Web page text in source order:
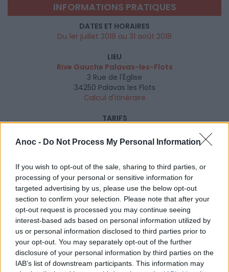
Anoc - Do Not Process My Personal Information
If you wish to opt-out of the sale, sharing to third parties, or
processing of your personal or sensitive information for
targeted advertising by us, please use the below opt-out
section to confirm your selection. Please note that after your
opt-out request is processed you may continue seeing
interest-based ads based on personal information utilized by
us or personal information disclosed to third parties prior to
your opt-out. You may separately opt-out of the further
disclosure of your personal information by third parties on the
IAB’s list of downstream participants. This information may
INFORMATIONS PRATIQUES
DATES ET HORAIRES
Du 1er juillet 2018 au 31 août 2018
LIEU
Rive Gauche Palavas-les-Flots
3 Rue de l'Église
34250 Palavas les Flots
Calcul d'itinéraire
TARIFS
: 20€
Parachute ascensionnel (solo) : 55€
Flyboard (30 minutes) : 90€
Parachute ascensionnel (duo) : 95€
ÂGE RECOMMANDÉ
À partir de 6 ans
SITE OFFICIEL
www.afondlaglisse.net